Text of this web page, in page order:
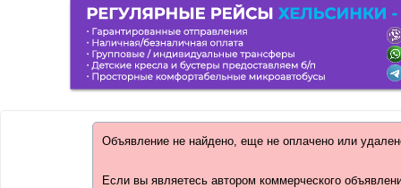
Объявление не найдено, еще не оплачено или
Если вы являетесь автором коммерческого